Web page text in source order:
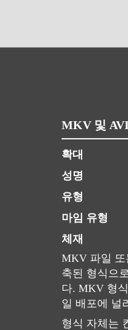
MKV 및
확대
성명
유형
마임 유형
체재
MKV 파일 또
축된 형식으
다. MKV 형
일 배포에 널
형식 자체는